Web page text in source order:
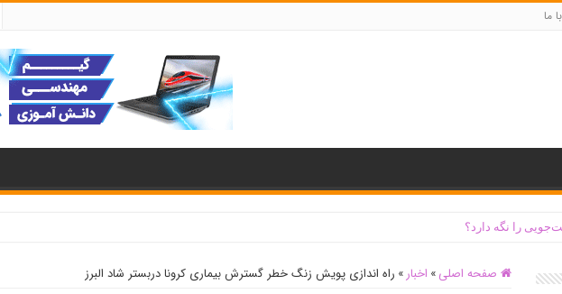
ما
را نگه دارد؟
صفحه اصلی » اخبار » راه اندازی پویش زنگ خطر گسترش بیماری کرونا دربستر شاد البرز